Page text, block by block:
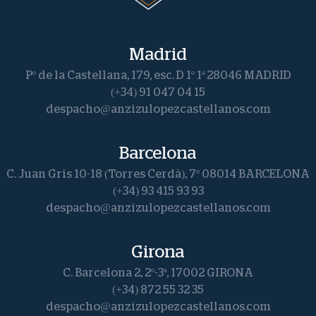
vulnera
el
derecho
la
tutela
judicial
efectiva.»
Madrid
Pº de la Castellana, 179, esc. D 1º 1ª 28046 MADRID
(+34) 91 047 04 15
despacho@anzizulopezcastellanos.com
Barcelona
C. Juan Gris 10-18 (Torres Cerdà), 7º 08014 BARCELONA
(+34) 93 415 93 93
despacho@anzizulopezcastellanos.com
Girona
C. Barcelona 2, 2º-3ª, 17002 GIRONA
(+34) 872 55 32 35
despacho@anzizulopezcastellanos.com